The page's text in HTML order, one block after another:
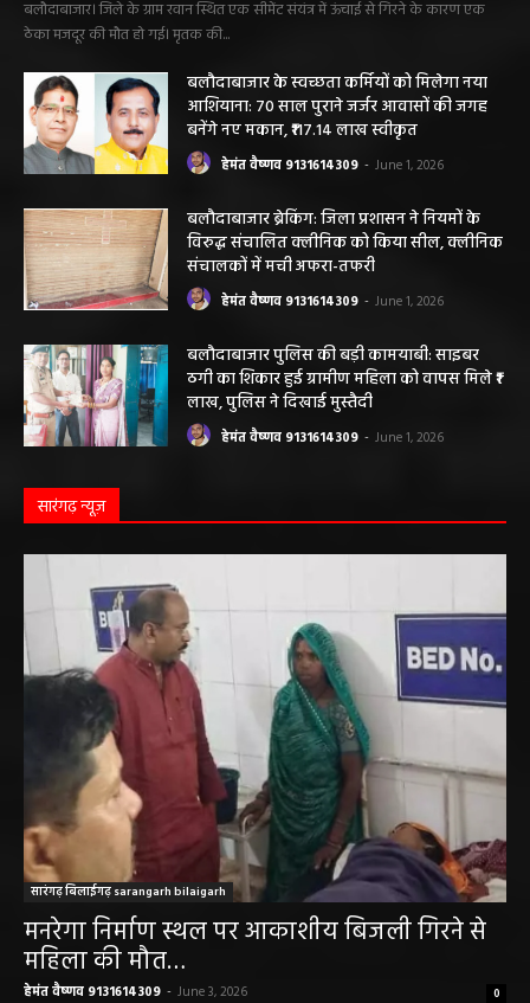
बलौदाबाजार। जिले के ग्राम रवान स्थित एक सीमेंट संयंत्र में ऊंचाई से गिरने के कारण एक
ठेका मजदूर की मौत हो गई। मृतक की...
बलौदाबाजार के स्वच्छता कर्मियों को मिलेगा नया
आशियाना: 70 साल पुराने जर्जर आवासों की जगह
बनेंगे नए मकान, ₹117.14 लाख स्वीकृत
हेमंत वैष्णव 9131614309 - June 1, 2026
बलौदाबाजार ब्रेकिंग: जिला प्रशासन ने नियमों के
विरुद्ध संचालित क्लीनिक को किया सील, क्लीनिक
संचालकों में मची अफरा-तफरी
हेमंत वैष्णव 9131614309 - June 1, 2026
बलौदाबाजार पुलिस की बड़ी कामयाबी: साइबर
ठगी का शिकार हुई ग्रामीण महिला को वापस मिले ₹1
लाख, पुलिस ने दिखाई मुस्तैदी
हेमंत वैष्णव 9131614309 - June 1, 2026
सारंगढ़ न्यूज़
सारंगढ़ बिलाईगढ़ sarangarh bilaigarh
मनरेगा निर्माण स्थल पर आकाशीय बिजली गिरने से
महिला की मौत…
हेमंत वैष्णव 9131614309 - June 3, 2026 0